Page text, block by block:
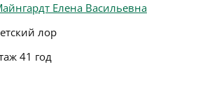
Елена Васильевна
лор
41 год